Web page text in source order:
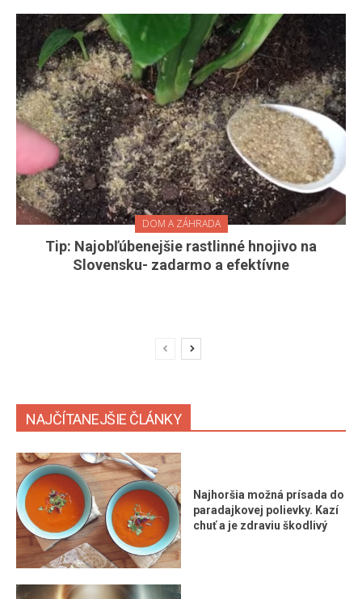
DOM A ZÁHRADA
Tip: Najobľúbenejšie rastlinné hnojivo na
Slovensku- zadarmo a efektívne
NAJČÍTANEJŠIE ČLÁNKY
Najhoršia možná prísada do
paradajkovej polievky. Kazí
chuť a je zdraviu škodlivý